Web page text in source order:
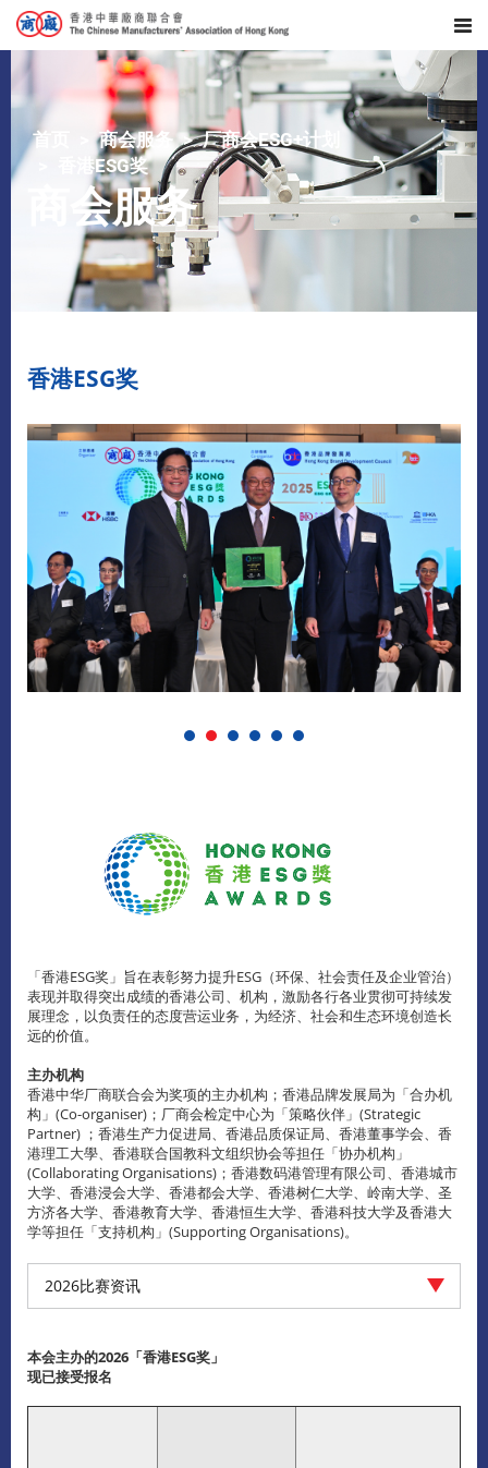
首页 商会服务
厂商会ESG+计划
香港ESG奖
商会服务
香港ESG奖
「香港ESG奖」旨在表彰努力提升ESG（环保、社会责任及企业管治）
表现并取得突出成绩的香港公司、机构，激励各行各业贯彻可持续发
展理念，以负责任的态度营运业务，为经济、社会和生态环境创造长
远的价值。
主办机构
香港中华厂商联合会为奖项的主办机构；香港品牌发展局为「合办机
构」(Co-organiser)；厂商会检定中心为「策略伙伴」(Strategic
Partner) ；香港生产力促进局、香港品质保证局、香港董事学会、香
港理工大學、香港联合国教科文组织协会等担任「协办机构」
(Collaborating Organisations)；香港数码港管理有限公司、香港城市
大学、香港浸会大学、香港都会大学、香港树仁大学、岭南大学、圣
方济各大学、香港教育大学、香港恒生大学、香港科技大学及香港大
学等担任「支持机构」(Supporting Organisations)。
2026比赛资讯
本会主办的2026「香港ESG奖」
现已接受报名